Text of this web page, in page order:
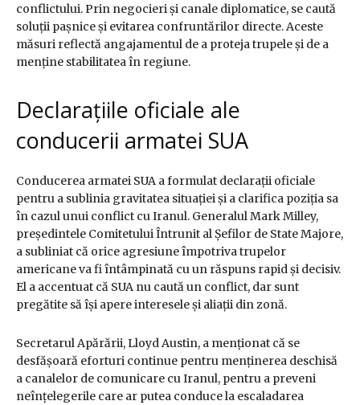
conflictului. Prin negocieri și canale diplomatice, se caută
soluții pașnice și evitarea confruntărilor directe. Aceste
măsuri reflectă angajamentul de a proteja trupele și de a
menține stabilitatea în regiune.
Declarațiile oficiale ale
conducerii armatei SUA
Conducerea armatei SUA a formulat declarații oficiale
pentru a sublinia gravitatea situației și a clarifica poziția sa
în cazul unui conflict cu Iranul. Generalul Mark Milley,
președintele Comitetului Întrunit al Șefilor de State Majore,
a subliniat că orice agresiune împotriva trupelor
americane va fi întâmpinată cu un răspuns rapid și decisiv.
El a accentuat că SUA nu caută un conflict, dar sunt
pregătite să își apere interesele și aliații din zonă.
Secretarul Apărării, Lloyd Austin, a menționat că se
desfășoară eforturi continue pentru menținerea deschisă
a canalelor de comunicare cu Iranul, pentru a preveni
neînțelegerile care ar putea conduce la escaladarea